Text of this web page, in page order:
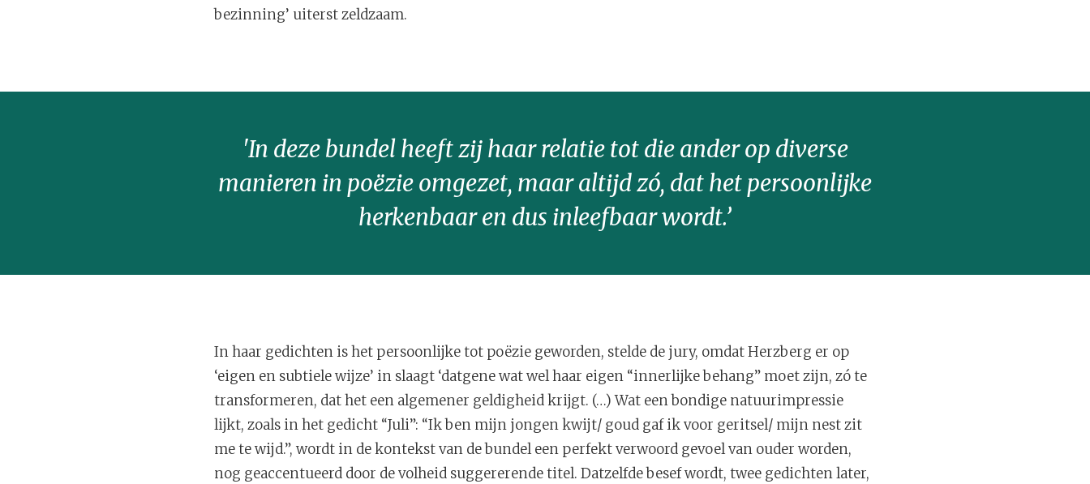
bezinning’ uiterst zeldzaam.
'In deze bundel heeft zij haar relatie tot die ander op diverse
manieren in poëzie omgezet, maar altijd zó, dat het persoonlijke
herkenbaar en dus inleefbaar wordt.’
In haar gedichten is het persoonlijke tot poëzie geworden, stelde de jury, omdat Herzberg er op
‘eigen en subtiele wijze’ in slaagt ‘datgene wat wel haar eigen “innerlijke behang” moet zijn, zó te
transformeren, dat het een algemener geldigheid krijgt. (…) Wat een bondige natuurimpressie
lijkt, zoals in het gedicht “Juli”: “Ik ben mijn jongen kwijt/ goud gaf ik voor geritsel/ mijn nest zit
me te wijd.”, wordt in de kontekst van de bundel een perfekt verwoord gevoel van ouder worden,
nog geaccentueerd door de volheid suggererende titel. Datzelfde besef wordt, twee gedichten later,